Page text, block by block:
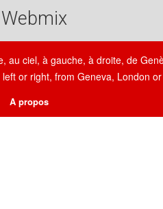
Webmix
au ciel, à gauche, à droite, de
or right, from Geneva, London
A propos